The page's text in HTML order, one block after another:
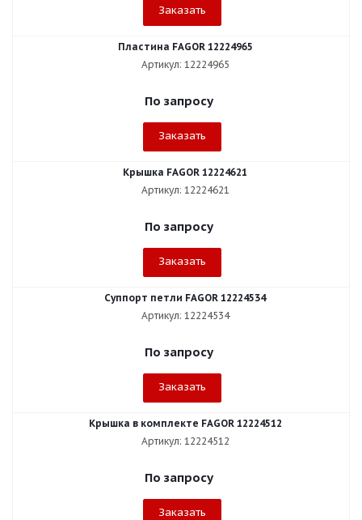
Заказать
Пластина FAGOR 12224965
Артикул: 12224965
По запросу
Заказать
Крышка FAGOR 12224621
Артикул: 12224621
По запросу
Заказать
Суппорт петли FAGOR 12224534
Артикул: 12224534
По запросу
Заказать
Крышка в комплекте FAGOR 12224512
Артикул: 12224512
По запросу
Заказать